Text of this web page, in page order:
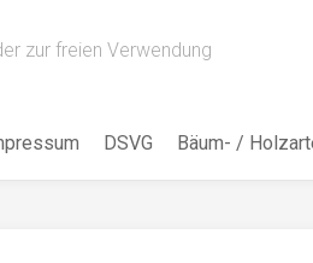
zur freien Verwendung
DSVG Bäum- /